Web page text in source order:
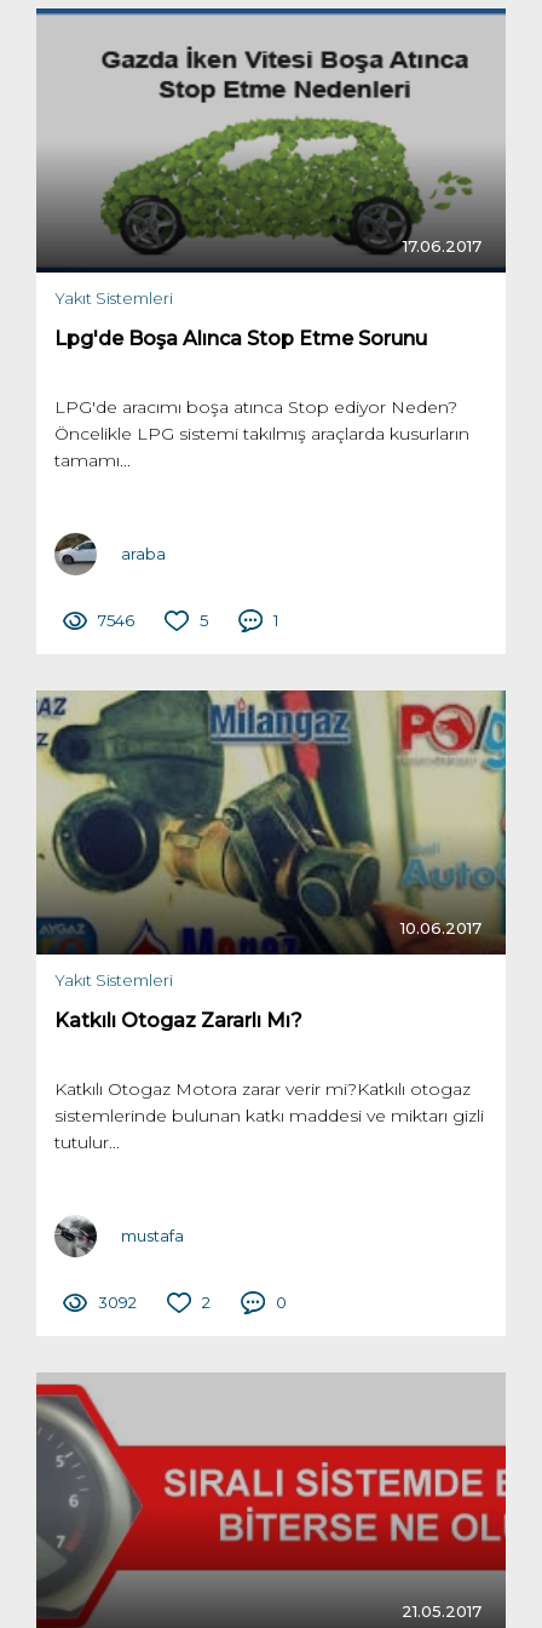
17.06.2017
Yakıt Sistemleri
Lpg'de Boşa Alınca Stop Etme Sorunu
LPG'de aracımı boşa atınca Stop ediyor Neden?
Öncelikle LPG sistemi takılmış araçlarda kusurların
tamamı...
araba
7546 5 1
10.06.2017
Yakıt Sistemleri
Katkılı Otogaz Zararlı Mı?
Katkılı Otogaz Motora zarar verir mi?Katkılı otogaz
sistemlerinde bulunan katkı maddesi ve miktarı gizli
tutulur...
mustafa
3092 2 0
21.05.2017